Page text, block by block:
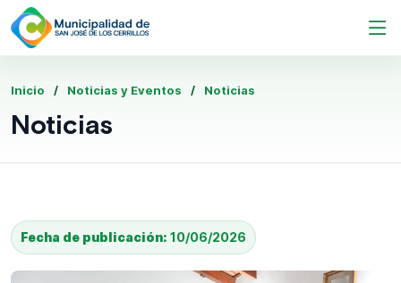
Inicio Noticias y Eventos Noticias
Noticias
Fecha de publicación: 10/06/2026